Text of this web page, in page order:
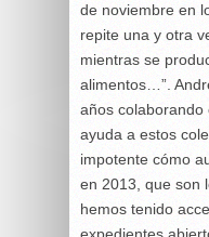
de noviembre en
repite una y otra
mientras se
alimentos…”.
años colaborando
ayuda a estos
impotente cómo
en 2013, que son
hemos tenido